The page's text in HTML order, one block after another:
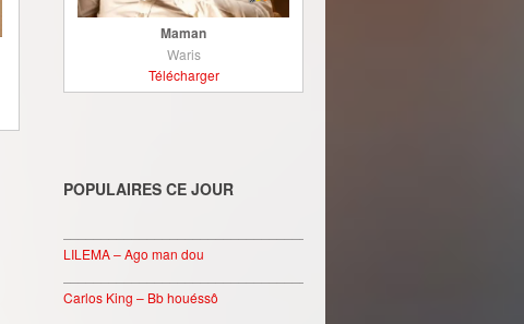
Maman
Waris
Télécharger
POPULAIRES CE JOUR
LILEMA – Ago man dou
Carlos King – Bb houéssô